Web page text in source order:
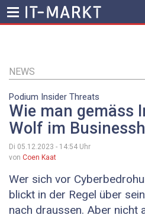
Inhalt
NEWS
Podium Insider Threats
Wie man gemäss
Wolf im
Di 05.12.2023 - 14:54 Uhr
von Coen Kaat
Wer sich vor
blickt in der Regel über
nach draussen. Aber nicht